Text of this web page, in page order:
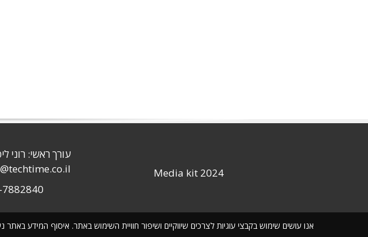
אנו עושים שימוש בקבצי עוגיות לצרכים שיווקיים ושיפור חוויית השימוש באתר. איסוף המידע
Media kit 2024
עורך ראשי: רוני